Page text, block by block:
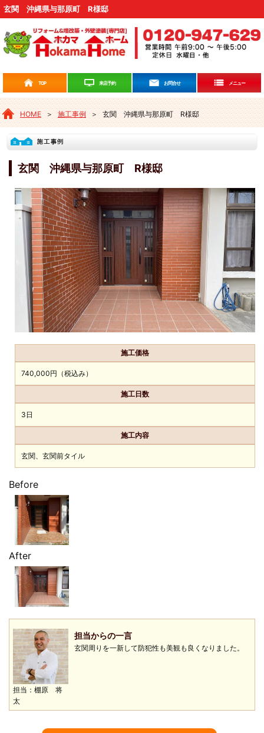
玄関 沖縄県与那原町 R様邸
TOP 来店予約 お問合せ メニュー
HOME ＞ 施工事例 ＞ 玄関 沖縄県与那原町 R様邸
玄関 沖縄県与那原町 R様邸
施工価格
740,000円（税込み）
施工日数
3日
施工内容
玄関、玄関前タイル
Before
After
担当：棚原 将
太
担当からの一言
玄関周りを一新して防犯性も美観も良くなりました。